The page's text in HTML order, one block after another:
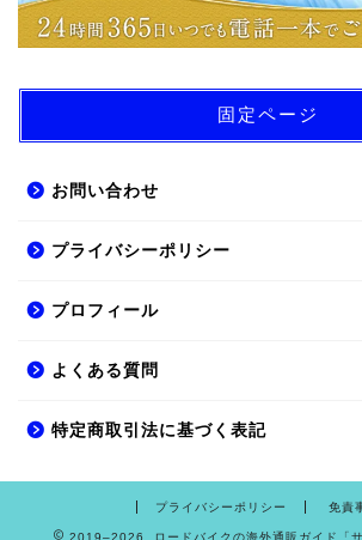
固定ページ
お問い合わせ
プライバシーポリシー
プロフィール
よくある質問
特定商取引法に基づく表記
プライバシーポリシー 免責
2019–2026 ロードバイクの海外通販ガイド「サ